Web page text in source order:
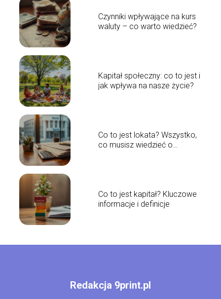
Czynniki wpływające na kurs
waluty – co warto wiedzieć?
Kapitał społeczny: co to jest i
jak wpływa na nasze życie?
Co to jest lokata? Wszystko,
co musisz wiedzieć o
Co to jest kapitał? Kluczowe
informacje i definicje
Redakcja 9print.pl